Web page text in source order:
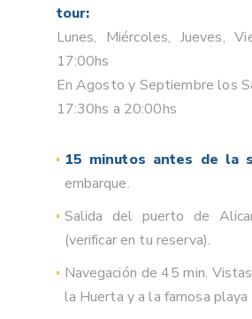
tour:
Lunes, Miércoles, Jueves,
17:00hs
En Agosto y Septiembre los
17:30hs a 20:00hs
15 minutos antes de la
embarque.
Salida del puerto de
(verificar en tu reserva).
Navegación de 45 min.
la Huerta y a la famosa playa